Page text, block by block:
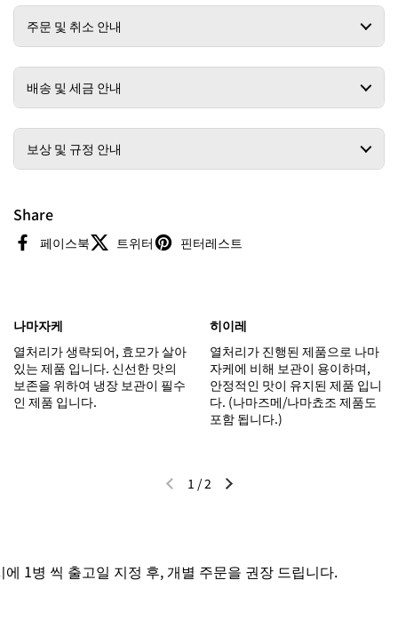
주문 및 취소 안내
배송 및 세금 안내
보상 및 규정 안내
Share
페이스북 트위터 핀터레스트
나마자케
열처리가 생략되어, 효모가 살아
있는 제품 입니다. 신선한 맛의
보존을 위하여 냉장 보관이 필수
인 제품 입니다.
히이레
열처리가 진행된 제품으로 나마
자케에 비해 보관이 용이하며,
안정적인 맛이 유지된 제품 입니
다. (나마즈메/나마쵸조 제품도
포함 됩니다.)
이전 슬라이드다음 슬라이드
1 /2
1병 씩 출고일 지정 후, 개별 주문을 권장 드립니다.